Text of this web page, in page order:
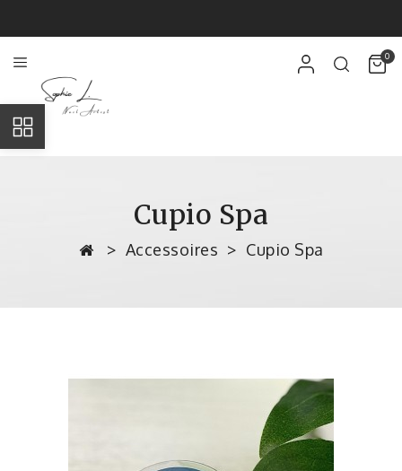
0
Cupio Spa
Accessoires Cupio Spa